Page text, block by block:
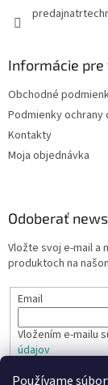
Používame
Informácie pre
Obchodné
Podmienky ochrany
Kontakty
Moja objednávka
Odoberať
Vložte svoj e-mail a
produktoch na
Email
Vložením e-mailu
údajov